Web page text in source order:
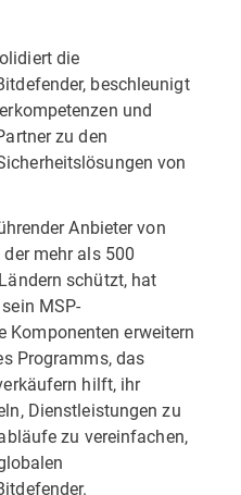
die
beschleunigt
und
zu den
von
Anbieter von
mehr als 500
schützt, hat
MSP-
Komponenten erweitern
Programms, das
hilft, ihr
Dienstleistungen zu
zu vereinfachen,